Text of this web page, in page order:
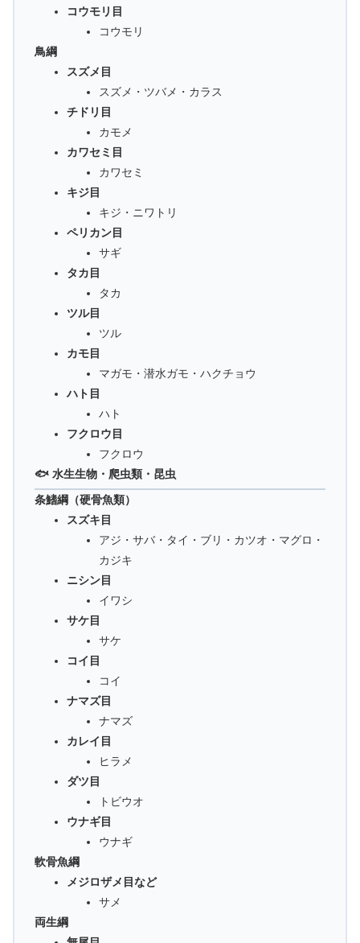
コウモリ目
コウモリ
鳥綱
スズメ目
スズメ・ツバメ・カラス
チドリ目
カモメ
カワセミ目
カワセミ
キジ目
キジ・ニワトリ
ペリカン目
サギ
タカ目
タカ
ツル目
ツル
カモ目
マガモ・潜水ガモ・ハクチョウ
ハト目
ハト
フクロウ目
フクロウ
🐟 水生生物・爬虫類・昆虫
条鰭綱（硬骨魚類）
スズキ目
アジ・サバ・タイ・ブリ・カツオ・マグロ・
カジキ
ニシン目
イワシ
サケ目
サケ
コイ目
コイ
ナマズ目
ナマズ
カレイ目
ヒラメ
ダツ目
トビウオ
ウナギ目
ウナギ
軟骨魚綱
メジロザメ目など
サメ
両生綱